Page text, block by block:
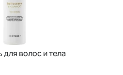
волос и тела